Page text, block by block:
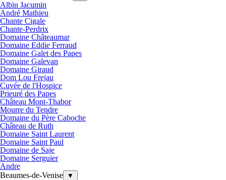
Albin Jacumin
André Mathieu
Chante Cigale
Chante-Perdrix
Domaine Châteaumar
Domaine Eddie Ferraud
Domaine Galet des Papes
Domaine Galevan
Domaine Giraud
Dom Lou Frejau
Cuvée de l'Hospice
Prieuré des Papes
Château Mont-Thabor
Mourre du Tendre
Domaine du Père Caboche
Château de Ruth
Domaine Saint Laurent
Domaine Saint Paul
Domaine de Saje
Domaine Serguier
Andre
Beaumes-de-Venise
▼